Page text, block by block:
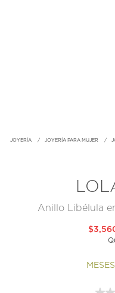
JOYERÍA JOYERÍA PARA MUJER
Anillo Libélula